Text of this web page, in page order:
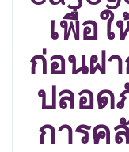
เพื่อ
ก่อนฝา
ปลอด
การค